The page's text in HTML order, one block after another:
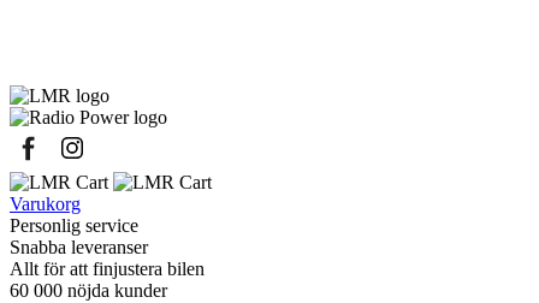
Varukorg
Personlig service
Snabba leveranser
Allt för att finjustera bilen
60 000 nöjda kunder